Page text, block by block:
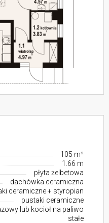
105 m²
1.66 m
płyta żelbetowa
dachówka ceramiczna
ceramiczne + styropian
pustaki ceramiczne
lub kocioł na paliwo
stałe